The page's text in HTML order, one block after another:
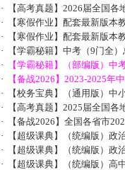
·
【高考真题】2026届全国各
·
【寒假作业】配套最新版本
·
【寒假作业】配套最新版本
·
【学霸秘籍】中考（9门全
·
【学霸秘籍】（部编版）中
·
【备战2026】2023-2025年
·
【校务宝典】（通用版）中
·
【高考真题】2025届全国各
·
【备战2026】全国各省市
·
【超级课典】（统编版）政
·
【超级课典】（统编版）政
·
【超级课典】（统编版）高